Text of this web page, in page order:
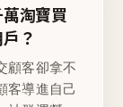
淘寶買
？
顧客卻拿不
客導進自己